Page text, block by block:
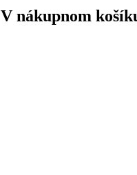
V nákupnom